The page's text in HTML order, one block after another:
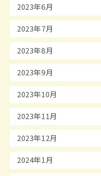
2023年6月
2023年7月
2023年8月
2023年9月
2023年10月
2023年11月
2023年12月
2024年1月